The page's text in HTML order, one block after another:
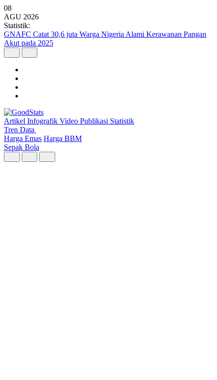
08
AGU 2026
Statistik:
Kunjungan Wisatawan Mancanegara Tembus 7 Juta per Semester I
2026
Artikel Infografik Video Publikasi Statistik
Tren Data
Harga Emas Harga BBM
Sepak Bola